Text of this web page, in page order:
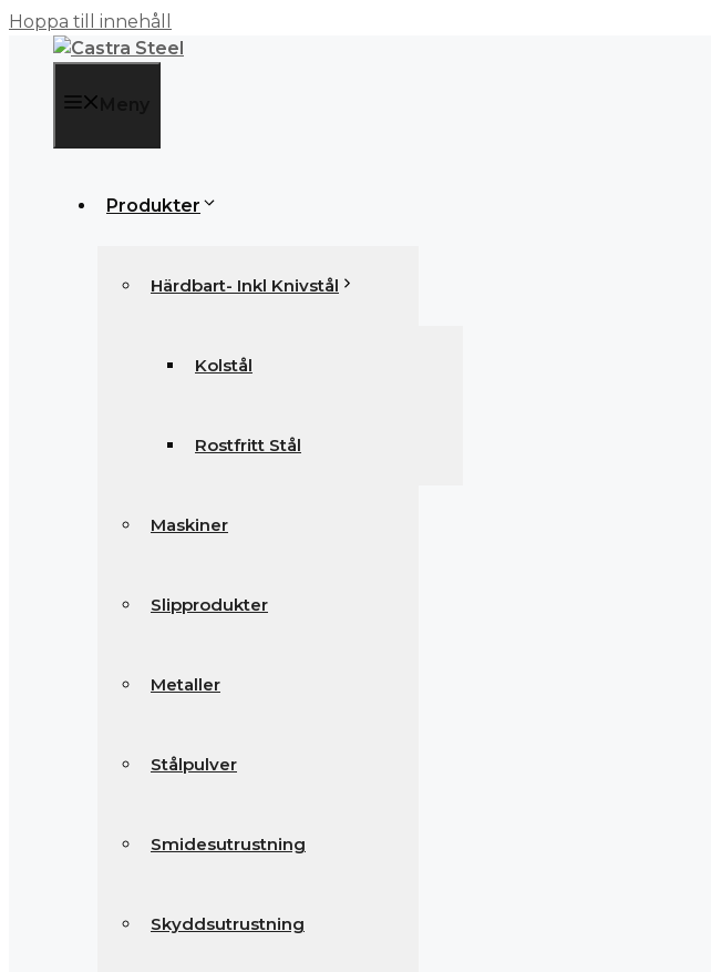
Hoppa till innehåll
Produkter
Härdbart- Inkl Knivstål
Kolstål
Rostfritt Stål
Maskiner
Slipprodukter
Metaller
Stålpulver
Smidesutrustning
Skyddsutrustning